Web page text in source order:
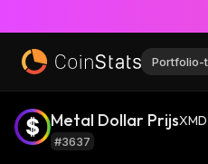
Portfolio-
Metal Dollar PrijsXMD
#3637